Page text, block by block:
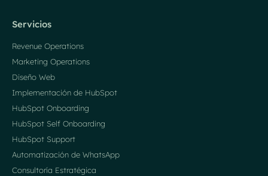
Servicios
Revenue Operations
Marketing Operations
Diseño Web
Implementación de HubSpot
HubSpot Onboarding
HubSpot Self Onboarding
HubSpot Support
Automatización de WhatsApp
Consultoría Estratégica